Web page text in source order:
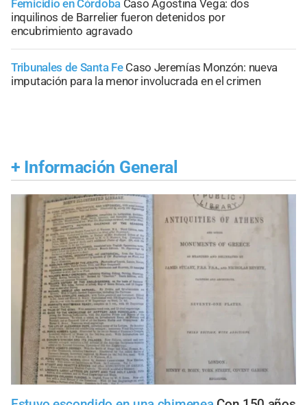
Femicidio en Córdoba Caso Agostina Vega: dos
inquilinos de Barrelier fueron detenidos por
encubrimiento agravado
Tribunales de Santa Fe Caso Jeremías Monzón: nueva
imputación para la menor involucrada en el crimen
+ Información General